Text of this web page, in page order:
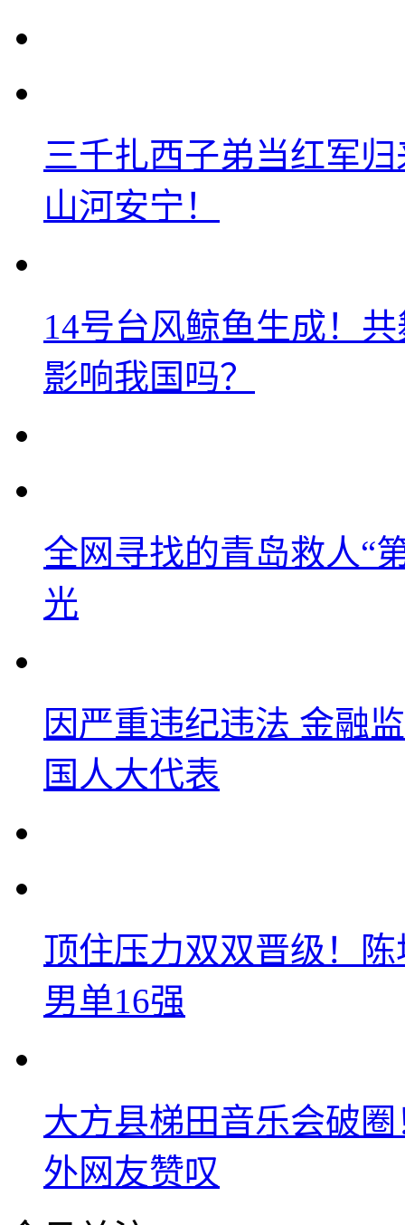
三千扎西子弟当红军
山河安宁！
14号台风鲸鱼生成！
影响我国吗？
全网寻找的青岛救人“
光
因严重违纪违法 金融
国人大代表
顶住压力双双晋级！
男单16强
大方县梯田音乐会破
外网友赞叹